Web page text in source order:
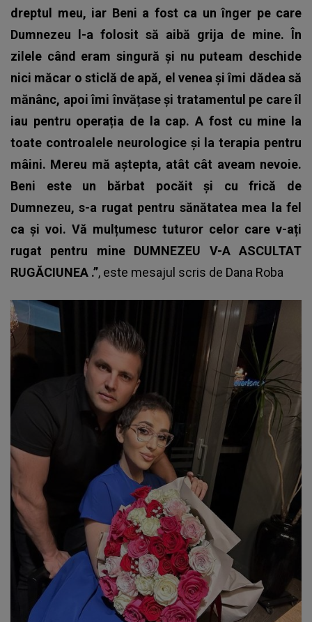
dreptul meu, iar Beni a fost ca un înger pe care
Dumnezeu l-a folosit să aibă grija de mine. În
zilele când eram singură și nu puteam deschide
nici măcar o sticlă de apă, el venea și îmi dădea să
mănânc, apoi îmi învățase și tratamentul pe care îl
iau pentru operația de la cap. A fost cu mine la
toate controalele neurologice și la terapia pentru
mâini. Mereu mă aștepta, atât cât aveam nevoie.
Beni este un bărbat pocăit și cu frică de
Dumnezeu, s-a rugat pentru sănătatea mea la fel
ca și voi. Vă mulțumesc tuturor celor care v-ați
rugat pentru mine DUMNEZEU V-A ASCULTAT
RUGĂCIUNEA .”, este mesajul scris de Dana Roba